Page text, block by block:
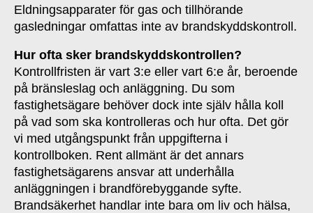
Eldningsapparater för gas och tillhörande
gasledningar omfattas inte av brandskyddskontroll.
Hur ofta sker brandskyddskontrollen?
Kontrollfristen är vart 3:e eller vart 6:e år, beroende
på bränsleslag och anläggning. Du som
fastighetsägare behöver dock inte själv hålla koll
på vad som ska kontrolleras och hur ofta. Det gör
vi med utgångspunkt från uppgifterna i
kontrollboken. Rent allmänt är det annars
fastighetsägarens ansvar att underhålla
anläggningen i brandförebyggande syfte.
Brandsäkerhet handlar inte bara om liv och hälsa,